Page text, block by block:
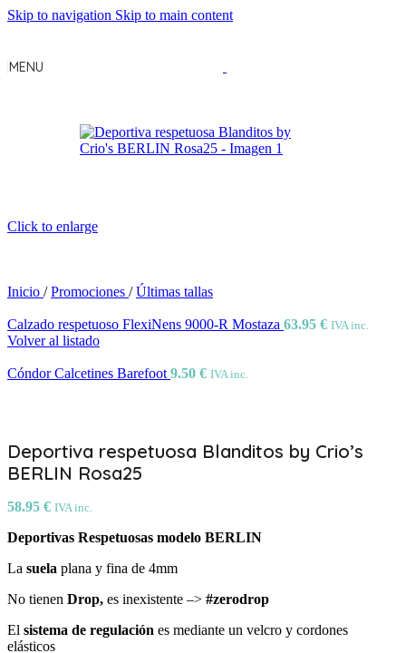
Skip to navigation Skip to main content
MENU
Click to enlarge
Inicio / Promociones / Últimas tallas
Calzado respetuoso FlexiNens 9000-R Mostaza 63.95 € IVA inc.
Volver al listado
Cóndor Calcetines Barefoot 9.50 € IVA inc.
Deportiva respetuosa Blanditos by Crio’s
BERLIN Rosa25
58.95 € IVA inc.
Deportivas Respetuosas modelo BERLIN
La suela plana y fina de 4mm
No tienen Drop, es inexistente –> #zerodrop
El sistema de regulación es mediante un velcro y cordones
elásticos